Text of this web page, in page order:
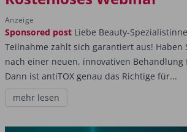
Anzeige
Sponsored post Liebe Beauty-
Teilnahme zahlt sich garantiert aus! Haben
nach einer neuen, innovativen Behandlung
Dann ist antiTOX genau das Richtige für...
mehr lesen